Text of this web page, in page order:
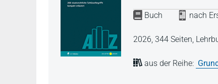
Buch nach
2026, 344 Seiten,
aus der Reihe: